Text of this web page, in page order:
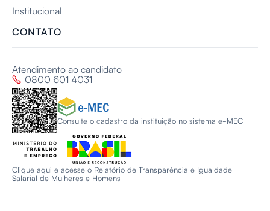
Institucional
CONTATO
Atendimento ao candidato
 0800 601 4031
Consulte o cadastro da instituição no sistema e-MEC
Clique aqui e acesse o Relatório de Transparência e Igualdade
Salarial de Mulheres e Homens